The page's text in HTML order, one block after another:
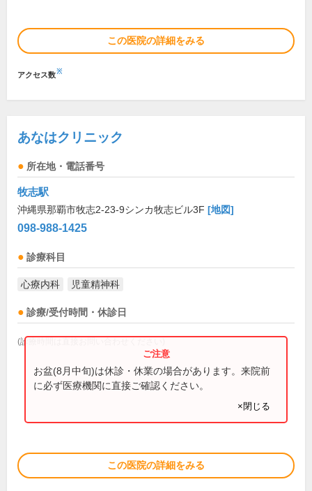
この医院の詳細をみる
アクセス数※
あなはクリニック
所在地・電話番号
牧志駅
沖縄県那覇市牧志2-23-9シンカ牧志ビル3F [地図]
098-988-1425
診療科目
心療内科 児童精神科
診療/受付時間・休診日
(診療時間は直接お問い合わせください)
お盆(8月中旬)は休診・休業の場合があります。来院前
に必ず医療機関に直接ご確認ください。
×閉じる
この医院の詳細をみる